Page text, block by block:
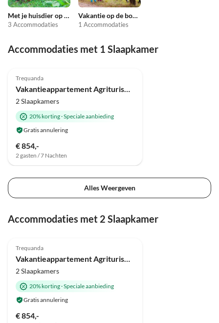
Met je huisdier op vakantie
3 Accommodaties
Vakantie op de boerderij
1 Accommodaties
Accommodaties met 1 Slaapkamer
Trequanda
2 Slaapkamers
20% korting·Speciale aanbieding
Gratis annulering
€ 854,-
2 gasten / 7 Nachten
Alles Weergeven
Accommodaties met 2 Slaapkamer
Trequanda
Vakantieappartement Agriturismo Sambuco
2 Slaapkamers
20% korting·Speciale aanbieding
Gratis annulering
€ 854,-